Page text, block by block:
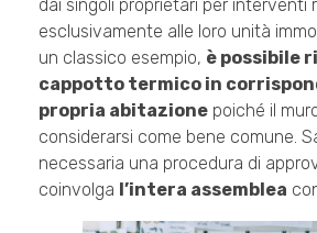
dai singoli proprietari per interventi
esclusivamente alle loro unità
un classico esempio, è possibile
cappotto termico in
propria abitazione poiché il
considerarsi come bene comune.
necessaria una procedura di
coinvolga l’intera assemblea